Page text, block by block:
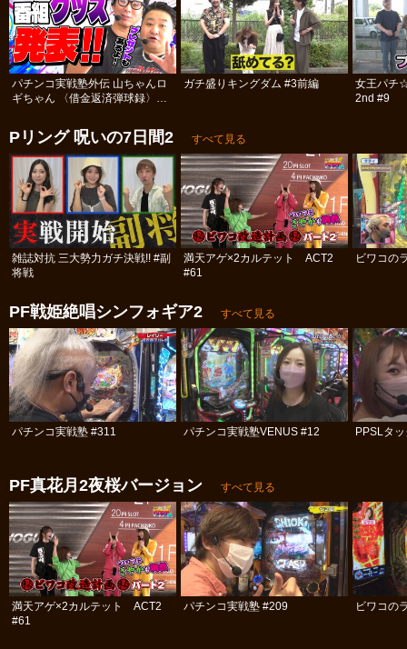
パチンコ実戦塾外伝 山ちゃんロ
ギちゃん 〈借金返済弾球録〉
ガチ盛りキングダム #3前編
女王パチ
2nd #9
Pリング 呪いの7日間2 すべて見る
雑誌対抗 三大勢力ガチ決戦!! #副
将戦
満天アゲ×2カルテット ACT2
#61
ビワコの
PF戦姫絶唱シンフォギア2 すべて見る
パチンコ実戦塾 #311 パチンコ実戦塾VENUS #12 PPSLタ
PF真花月2夜桜バージョン すべて見る
満天アゲ×2カルテット ACT2
#61
パチンコ実戦塾 #209 ビワコの